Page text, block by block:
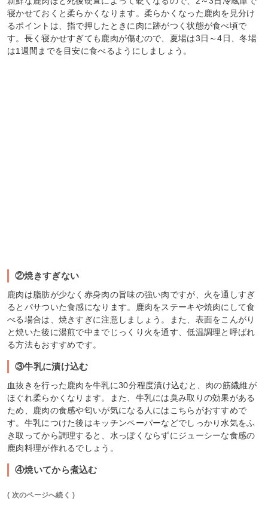
寝かせておくと柔らかくなります。柔らかくなった鹿肉を見分け
るポイントは、指で押したときに肉に跡がつく状態が食べ頃で
す。長く寝かせすぎても鹿肉が傷むので、夏場は3日～4日、冬場
は1週間までを目安に食べるようにしましょう。
②焼きすぎない
鹿肉は脂肪が少なく赤身肉の旨味の強い肉ですが、火を通しすぎ
るとパサついた食感になります。鹿肉をステーキや焼肉にして食
べる場合は、焼きすぎに注意しましょう。また、表面をこんがり
と焼いた後に湯煎で中までじっくり火を通す、低温調理と呼ばれ
る方法もおすすめです。
③牛乳に漬け込む
血抜きを行った鹿肉を牛乳に30分程度漬け込むと、肉の筋繊維が
ほぐれ柔らかくなります。また、牛乳には臭み取りの効果がある
ため、鹿肉の食感や匂いが気になる人にはこちらがおすすめで
す。牛乳につけた後はキッチンペーパーなどでしっかり水気をふ
き取ってから調理すると、水っぽくならずにジューシーな食感の
鹿肉料理が作れるでしょう。
④焼いてから煮込む
( 次のページへ続く )